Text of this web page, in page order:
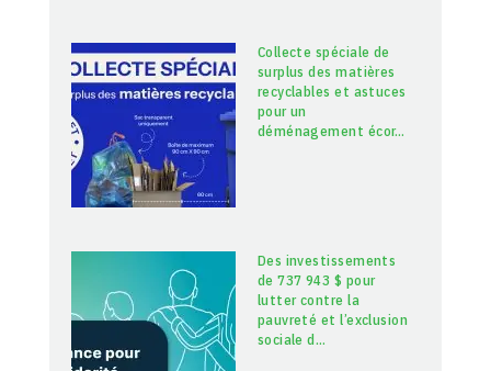
Collecte spéciale de
surplus des matières
recyclables et astuces
pour un
déménagement écor…
Des investissements
de 737 943 $ pour
lutter contre la
pauvreté et l’exclusion
sociale d…